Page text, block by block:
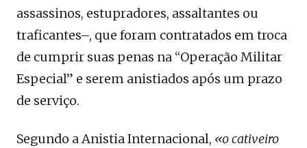
assassinos, estupradores, assaltantes ou
traficantes–, que foram contratados em troca
de cumprir suas penas na “Operação Militar
Especial” e serem anistiados após um prazo
de serviço.
Segundo a Anistia Internacional, «o cativeiro